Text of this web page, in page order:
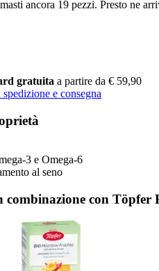
ancora 19 pezzi. Presto ne
gratuita a partire da € 59,90
e consegna
3 e Omega-6
al seno
combinazione con